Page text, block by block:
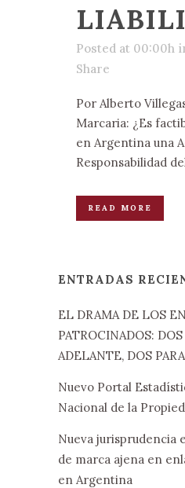
Posted at 00:00h
Share
Por Alberto
Marcaria: ¿Es
en Argentina una
Responsabilidad
READ MORE
ENTRADAS
EL DRAMA DE LOS
PATROCINADOS: DOS
ADELANTE, DOS
Nuevo Portal
Nacional de la
Nueva jurisprudencia
de marca ajena en
en Argentina